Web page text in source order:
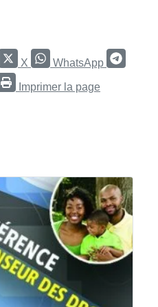
X WhatsApp
Imprimer la page